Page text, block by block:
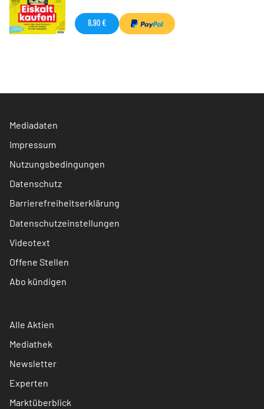
8,90 €
Mediadaten
Impressum
Nutzungsbedingungen
Datenschutz
Barrierefreiheitserklärung
Datenschutzeinstellungen
Videotext
Offene Stellen
Abo kündigen
Alle Aktien
Mediathek
Newsletter
Experten
Marktüberblick